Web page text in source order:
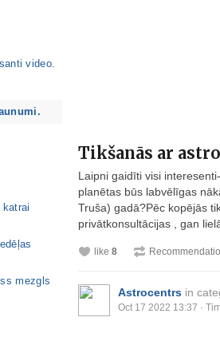
video.
katrai
mezgls
Tikšanās ar
Laipni gaidīti visi
planētas būs labvēlīgas
Truša) gadā?Pēc kopējās
privātkonsultācijas , gan
like 8
Astrocentrs in
Oct 17 2022 13:37 ·